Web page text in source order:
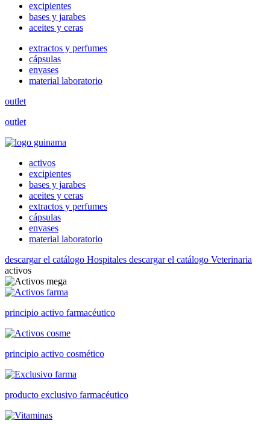
excipientes
bases y jarabes
aceites y ceras
extractos y perfumes
cápsulas
envases
material laboratorio
outlet
outlet
activos
excipientes
bases y jarabes
aceites y ceras
extractos y perfumes
cápsulas
envases
material laboratorio
descargar el catálogo Hospitales descargar el catálogo Veterinaria
activos
principio activo farmacéutico
principio activo cosmético
producto exclusivo farmacéutico